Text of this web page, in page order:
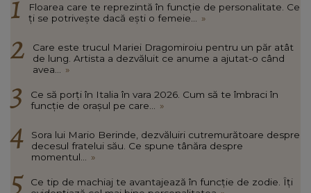
Floarea care te reprezintă în funcție de personalitate. Ce
ți se potrivește dacă ești o femeie...
»
Care este trucul Mariei Dragomiroiu pentru un păr atât
de lung. Artista a dezvăluit ce anume a ajutat-o când
avea...
»
Ce să porți în Italia în vara 2026. Cum să te îmbraci în
funcție de orașul pe care...
»
Sora lui Mario Berinde, dezvăluiri cutremurătoare despre
decesul fratelui său. Ce spune tânăra despre
momentul...
»
Ce tip de machiaj te avantajează în funcție de zodie. Îți